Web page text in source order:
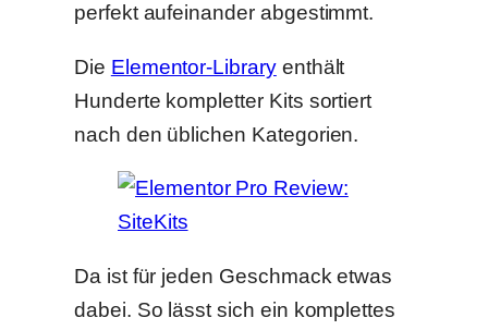
perfekt aufeinander abgestimmt.
Die Elementor-Libraryenthält
Hunderte kompletter Kits sortiert
nach den üblichen Kategorien.
Da ist für jeden Geschmack etwas
dabei. So lässt sich ein komplettes